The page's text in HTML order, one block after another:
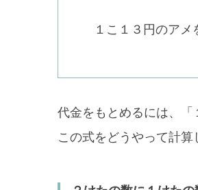
１こ１３円のアメ
代金をもとめるには、「
この式をどうやって計算